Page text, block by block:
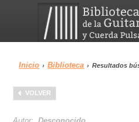
Menu
Inicio › Biblioteca › Resultados
VOLVER